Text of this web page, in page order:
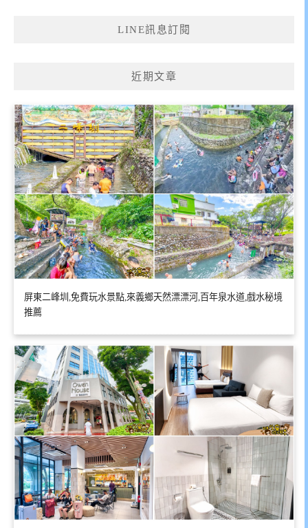
LINE訊息訂閱
近期文章
屏東二峰圳,免費玩水景點,來義鄉天然漂漂河,百年泉水道,戲水秘境
推薦